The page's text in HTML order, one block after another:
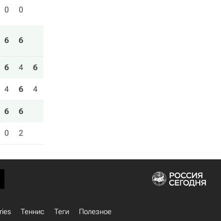
0 0
6 6
6 4 6
4 6 4
6 6
0 2
Теннис Теги Полезное